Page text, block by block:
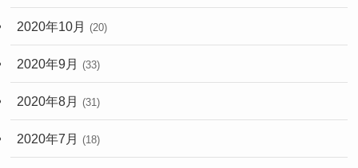
2020年10月 (20)
2020年9月 (33)
2020年8月 (31)
2020年7月 (18)